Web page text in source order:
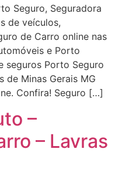
Seguro, Seguradora
de veículos,
de Carro online nas
e Porto
seguros Porto Seguro
de Minas Gerais MG
Confira! Seguro […]
–
– Lavras